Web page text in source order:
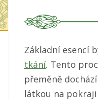
Základní esencí
tkání. Tento
přeměně
látkou na